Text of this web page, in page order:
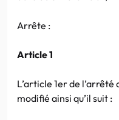
Arrête :
Article 1
L’article 1er de
modifié ainsi qu’il suit :